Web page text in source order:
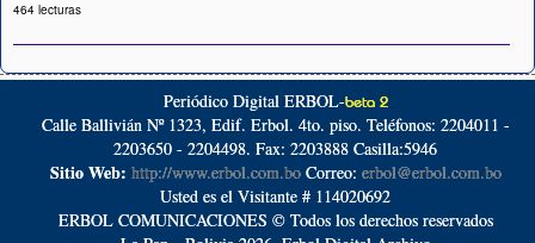
464 lecturas
Periódico Digital ERBOL-beta 2
Calle Ballivián Nº 1323, Edif. Erbol. 4to. piso. Teléfonos: 2204011 -
2203650 - 2204498. Fax: 2203888 Casilla:5946
Sitio Web: http://www.erbol.com.boCorreo: erbol@erbol.com.bo
Usted es el Visitante # 114020692
ERBOL COMUNICACIONES © Todos los derechos reservados